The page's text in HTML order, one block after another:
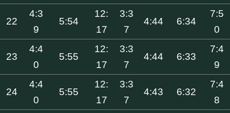
22
4:3
9
5:54
12:
17
3:3
7
4:44 6:34
7:5
0
23
4:4
0
5:55
12:
17
3:3
7
4:44 6:33
7:4
9
24
4:4
0
5:55
12:
17
3:3
7
4:43 6:32
7:4
8